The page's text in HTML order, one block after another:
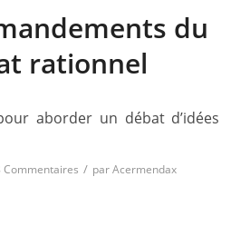
du
rationnel
aborder un débat d’idées
Commentaires / parAcermendax